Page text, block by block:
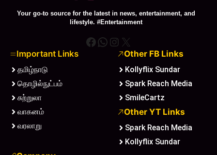
Your go-to source for the latest in news, entertainment, and
lifestyle. #Entertainment
Facebook
WhatsApp
Instagram
X
Important Links
தமிழ்நாடு
தொழில்நுட்பம்
சுற்றுலா
வாகனம்
வரலாறு
Other FB Links
Kollyflix Sundar
Spark Reach Media
SmileCartz
Other YT Links
Spark Reach Media
Kollyflix Sundar